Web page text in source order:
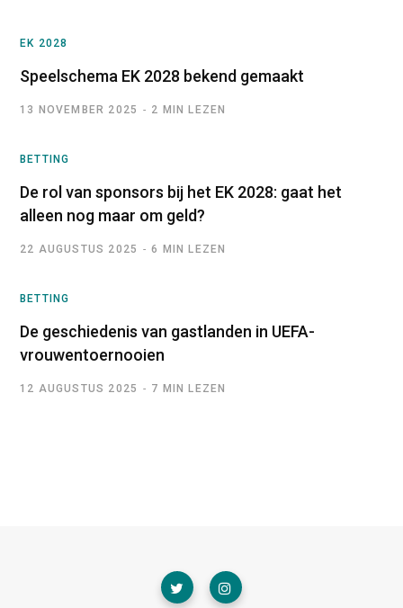
EK 2028
Speelschema EK 2028 bekend gemaakt
13 NOVEMBER 2025 2 MIN LEZEN
BETTING
De rol van sponsors bij het EK 2028: gaat het
alleen nog maar om geld?
22 AUGUSTUS 2025 6 MIN LEZEN
BETTING
De geschiedenis van gastlanden in UEFA-
vrouwentoernooien
12 AUGUSTUS 2025 7 MIN LEZEN